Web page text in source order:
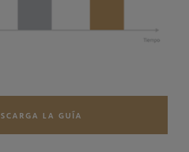
LA GUÍA